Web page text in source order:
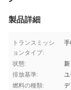
製品詳細
トランスミッシ
ョンタイプ:
状態:
排放基準:
ユ
燃料の種類: